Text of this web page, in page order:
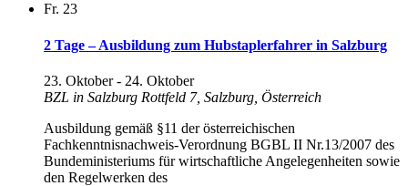
Fr. 23
2 Tage – Ausbildung zum Hubstaplerfahrer in Salzburg
23. Oktober- 24. Oktober
BZL in Salzburg Rottfeld 7, Salzburg, Österreich
Ausbildung gemäß §11 der österreichischen
Fachkenntnisnachweis-Verordnung BGBL II Nr.13/2007 des
Bundeministeriums für wirtschaftliche Angelegenheiten sowie
den Regelwerken des